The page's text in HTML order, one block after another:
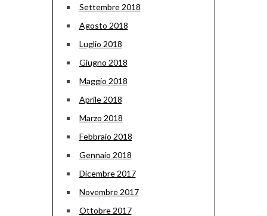
Settembre 2018
Agosto 2018
Luglio 2018
Giugno 2018
Maggio 2018
Aprile 2018
Marzo 2018
Febbraio 2018
Gennaio 2018
Dicembre 2017
Novembre 2017
Ottobre 2017